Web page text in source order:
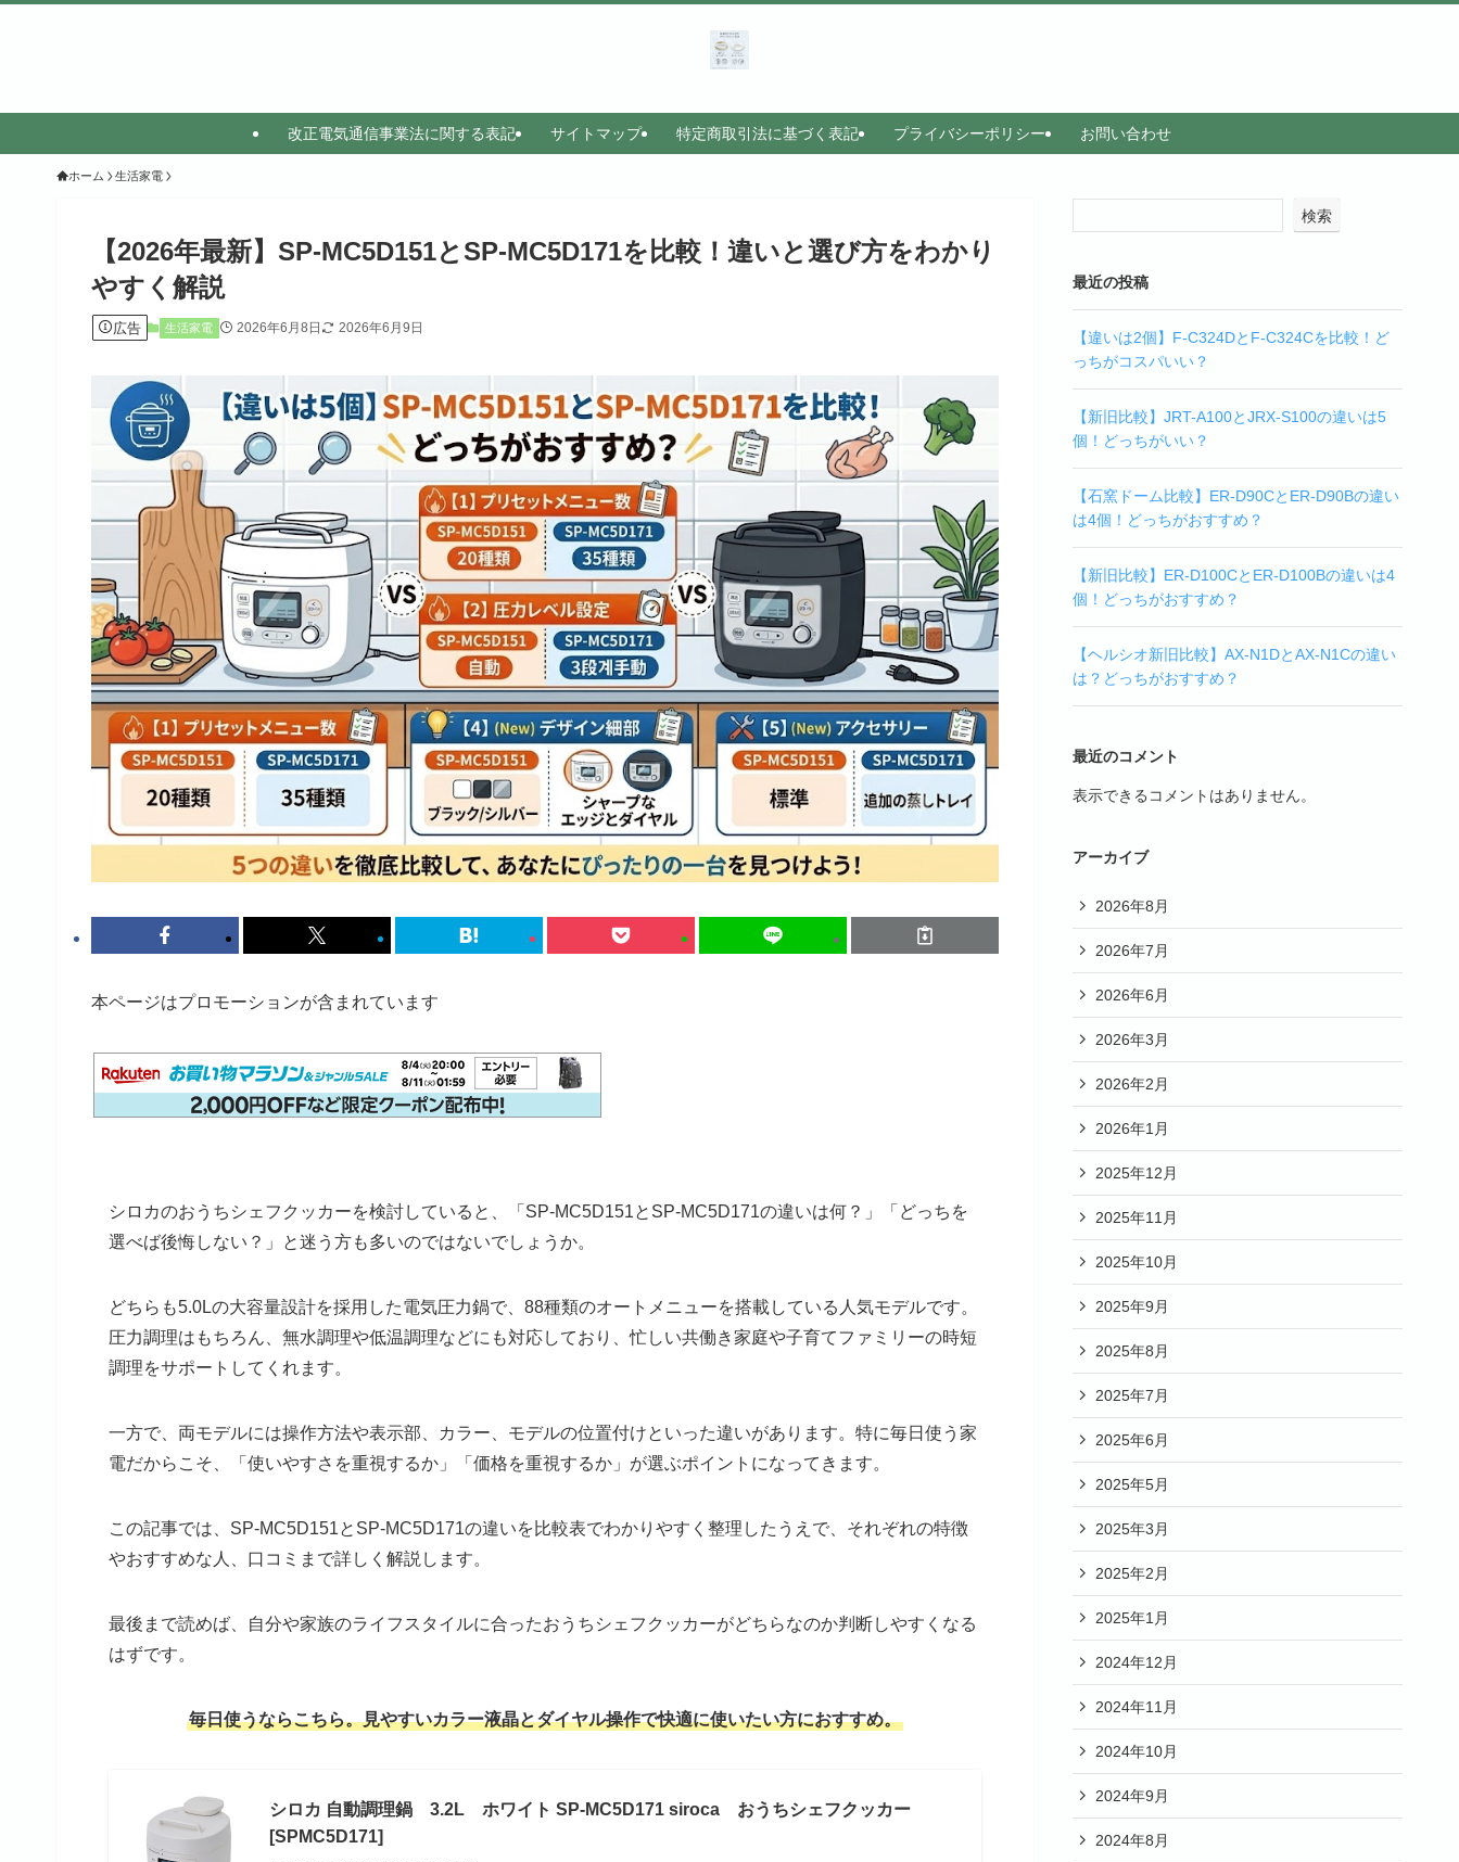
改正電気通信事業法に関する表記 サイトマップ 特定商取引法に基づく表記 プライバシーポリシー お問い合わせ
ホーム 生活家電
【2026年最新】SP-MC5D151とSP-MC5D171を比較！違いと選び方をわかり
やすく解説
広告 生活家電 2026年6月8日 2026年6月9日
本ページはプロモーションが含まれています
シロカのおうちシェフクッカーを検討していると、「SP-MC5D151とSP-MC5D171の違いは何？」「どっちを
選べば後悔しない？」と迷う方も多いのではないでしょうか。
どちらも5.0Lの大容量設計を採用した電気圧力鍋で、88種類のオートメニューを搭載している人気モデルです。
圧力調理はもちろん、無水調理や低温調理などにも対応しており、忙しい共働き家庭や子育てファミリーの時短
調理をサポートしてくれます。
一方で、両モデルには操作方法や表示部、カラー、モデルの位置付けといった違いがあります。特に毎日使う家
電だからこそ、「使いやすさを重視するか」「価格を重視するか」が選ぶポイントになってきます。
この記事では、SP-MC5D151とSP-MC5D171の違いを比較表でわかりやすく整理したうえで、それぞれの特徴
やおすすめな人、口コミまで詳しく解説します。
最後まで読めば、自分や家族のライフスタイルに合ったおうちシェフクッカーがどちらなのか判断しやすくなる
はずです。
毎日使うならこちら。見やすいカラー液晶とダイヤル操作で快適に使いたい方におすすめ。
シロカ 自動調理鍋 3.2L ホワイト SP-MC5D171 siroca おうちシェフクッカー
[SPMC5D171]
検索
最近の投稿
【違いは2個】F-C324DとF-C324Cを比較！ど
っちがコスパいい？
【新旧比較】JRT-A100とJRX-S100の違いは5
個！どっちがいい？
【石窯ドーム比較】ER-D90CとER-D90Bの違い
は4個！どっちがおすすめ？
【新旧比較】ER-D100CとER-D100Bの違いは4
個！どっちがおすすめ？
【ヘルシオ新旧比較】AX-N1DとAX-N1Cの違い
は？どっちがおすすめ？
最近のコメント
表示できるコメントはありません。
アーカイブ
2026年8月
2026年7月
2026年6月
2026年3月
2026年2月
2026年1月
2025年12月
2025年11月
2025年10月
2025年9月
2025年8月
2025年7月
2025年6月
2025年5月
2025年3月
2025年2月
2025年1月
2024年12月
2024年11月
2024年10月
2024年9月
2024年8月